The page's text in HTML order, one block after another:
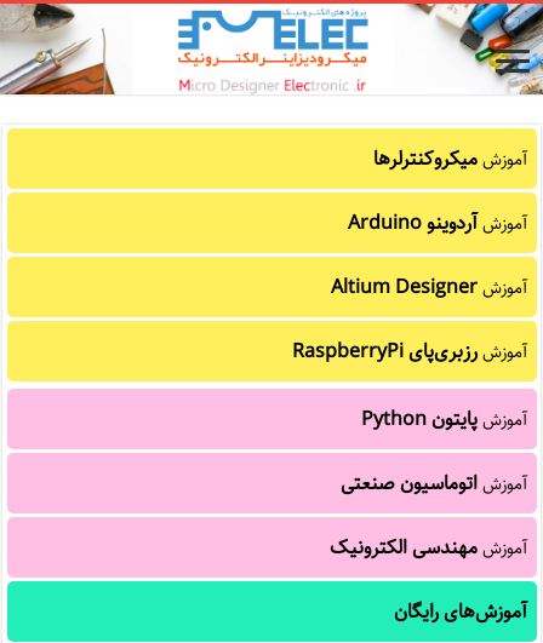
آموزشمیکروکنترلرها
آموزشآردوینو Arduino
آموزشAltium Designer
آموزشرزبری‌پای RaspberryPi
آموزشپایتون Python
آموزشاتوماسیون صنعتی
آموزشمهندسی الکترونیک
آموزش‌های رایگان